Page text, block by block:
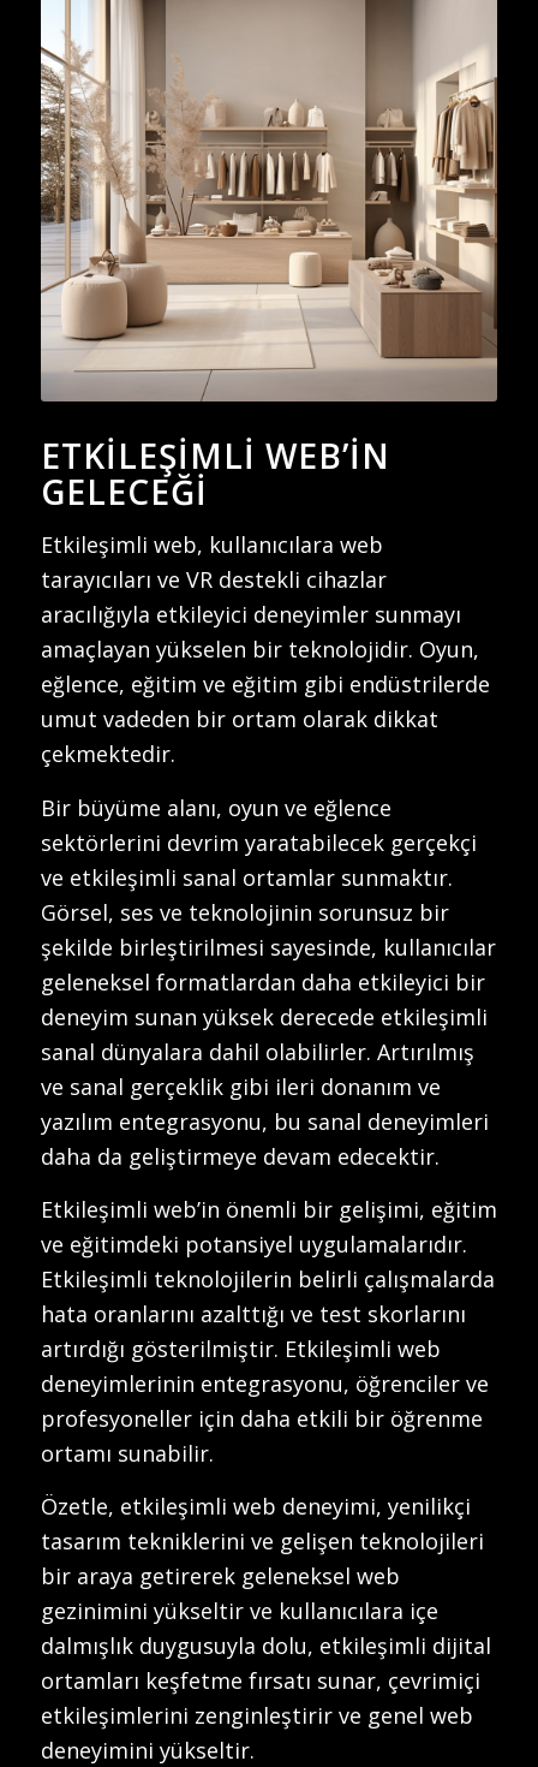
ETKILEŞIMLI WEB’IN
GELECEĞI
Etkileşimli web, kullanıcılara web
tarayıcıları ve VR destekli cihazlar
aracılığıyla etkileyici deneyimler sunmayı
amaçlayan yükselen bir teknolojidir. Oyun,
eğlence, eğitim ve eğitim gibi endüstrilerde
umut vadeden bir ortam olarak dikkat
çekmektedir.
Bir büyüme alanı, oyun ve eğlence
sektörlerini devrim yaratabilecek gerçekçi
ve etkileşimli sanal ortamlar sunmaktır.
Görsel, ses ve teknolojinin sorunsuz bir
şekilde birleştirilmesi sayesinde, kullanıcılar
geleneksel formatlardan daha etkileyici bir
deneyim sunan yüksek derecede etkileşimli
sanal dünyalara dahil olabilirler. Artırılmış
ve sanal gerçeklik gibi ileri donanım ve
yazılım entegrasyonu, bu sanal deneyimleri
daha da geliştirmeye devam edecektir.
Etkileşimli web’in önemli bir gelişimi, eğitim
ve eğitimdeki potansiyel uygulamalarıdır.
Etkileşimli teknolojilerin belirli çalışmalarda
hata oranlarını azalttığı ve test skorlarını
artırdığı gösterilmiştir. Etkileşimli web
deneyimlerinin entegrasyonu, öğrenciler ve
profesyoneller için daha etkili bir öğrenme
ortamı sunabilir.
Özetle, etkileşimli web deneyimi, yenilikçi
tasarım tekniklerini ve gelişen teknolojileri
bir araya getirerek geleneksel web
gezinimini yükseltir ve kullanıcılara içe
dalmışlık duygusuyla dolu, etkileşimli dijital
ortamları keşfetme fırsatı sunar, çevrimiçi
etkileşimlerini zenginleştirir ve genel web
deneyimini yükseltir.